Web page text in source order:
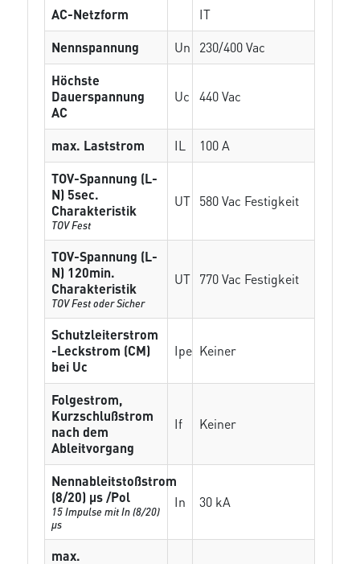
AC-Netzform
IT
Nennspannung
Un
230/400 Vac
Höchste
Dauerspannung
AC
Uc 440 Vac
max. Laststrom IL
100 A
TOV-Spannung (L-
N) 5sec.
Charakteristik
TOV Fest
UT 580 Vac Festigkeit
TOV-Spannung (L-
N) 120min.
Charakteristik
TOV Fest oder Sicher
UT 770 Vac Festigkeit
Schutzleiterstrom
-Leckstrom (CM)
bei Uc
Ipe Keiner
Folgestrom,
Kurzschlußstrom
nach dem
Ableitvorgang
If Keiner
Nennableitstoßstrom
(8/20) µs /Pol
15 Impulse mit In (8/20)
µs
In 30 kA
max.